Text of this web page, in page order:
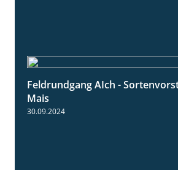
Feldrundgang AIch -
Mais
30.09.2024